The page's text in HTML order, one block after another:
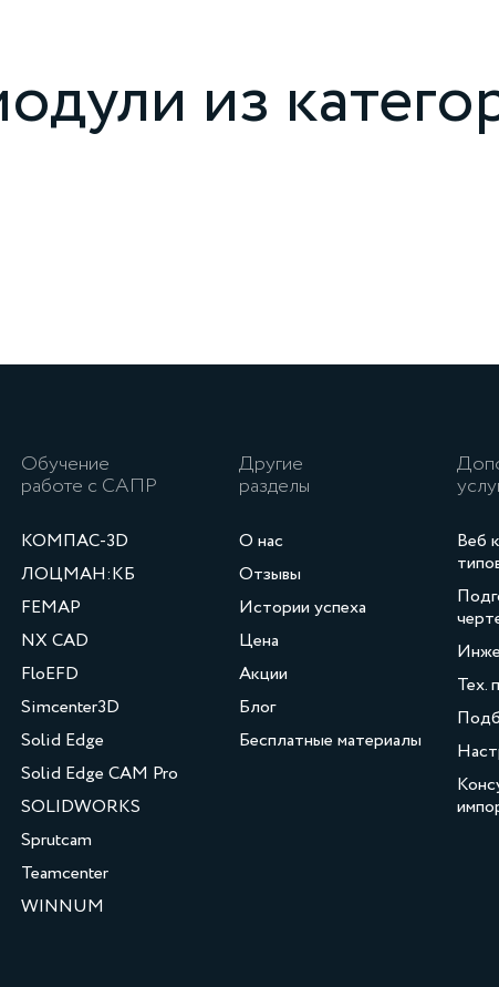
из
Обучение
работе с САПР
КОМПАС-3D
ЛОЦМАН:КБ
FEMAP
NX CAD
FloEFD
Simcenter3D
Solid Edge
Solid Edge CAM Pro
SOLIDWORKS
Sprutcam
Teamcenter
WINNUM
Другие
разделы
О нас
Отзывы
Истории успеха
Цена
Акции
Блог
Бесплатные материалы
Веб
Тех.